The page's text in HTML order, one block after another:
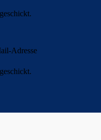
Adresse